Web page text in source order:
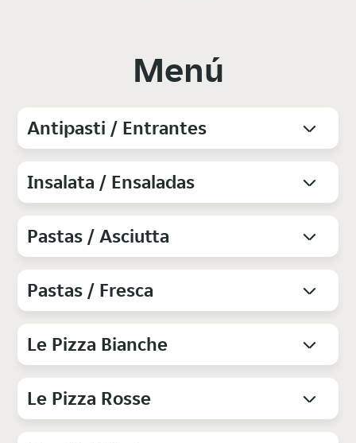
Menú
Antipasti / Entrantes
Insalata / Ensaladas
Pastas / Asciutta
Pastas / Fresca
Le Pizza Bianche
Le Pizza Rosse